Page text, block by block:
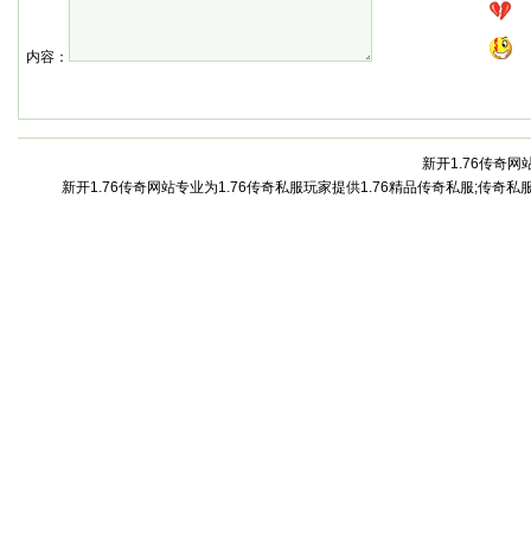
内容：
新开1.76传奇网
新开1.76传奇网站专业为1.76传奇私服玩家提供1.76精品传奇私服;传奇